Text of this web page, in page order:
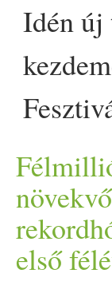
The
first
Idén új
első